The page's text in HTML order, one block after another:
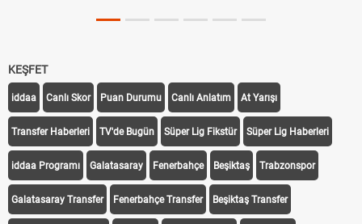
KEŞFET
iddaa Canlı Skor Puan Durumu Canlı Anlatım At Yarışı
Transfer Haberleri TV'de Bugün Süper Lig Fikstür Süper Lig Haberleri
iddaa Programı Galatasaray Fenerbahçe Beşiktaş Trabzonspor
Galatasaray Transfer Fenerbahçe Transfer Beşiktaş Transfer